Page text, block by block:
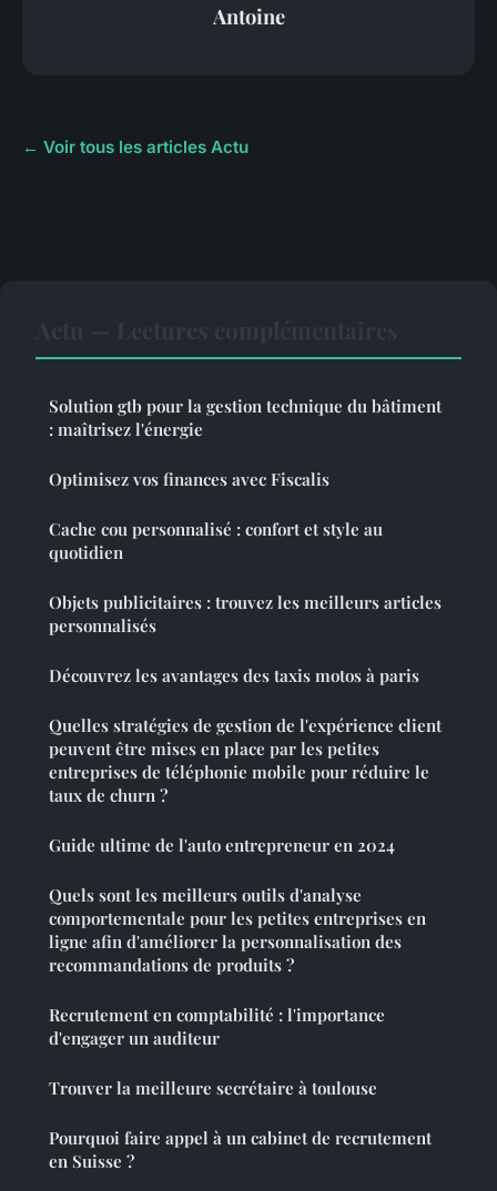
Antoine
← Voir tous les articles Actu
Solution gtb pour la gestion technique du bâtiment
: maîtrisez l'énergie
Optimisez vos finances avec Fiscalis
Cache cou personnalisé : confort et style au
quotidien
Objets publicitaires : trouvez les meilleurs articles
personnalisés
Découvrez les avantages des taxis motos à paris
Quelles stratégies de gestion de l'expérience client
peuvent être mises en place par les petites
entreprises de téléphonie mobile pour réduire le
taux de churn ?
Guide ultime de l'auto entrepreneur en 2024
Quels sont les meilleurs outils d'analyse
comportementale pour les petites entreprises en
ligne afin d'améliorer la personnalisation des
recommandations de produits ?
Recrutement en comptabilité : l'importance
d'engager un auditeur
Trouver la meilleure secrétaire à toulouse
Pourquoi faire appel à un cabinet de recrutement
en Suisse ?